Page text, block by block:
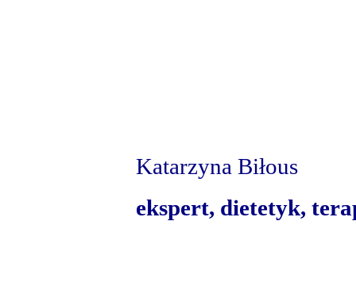
Katarzyna Biłous
ekspert, dietetyk,